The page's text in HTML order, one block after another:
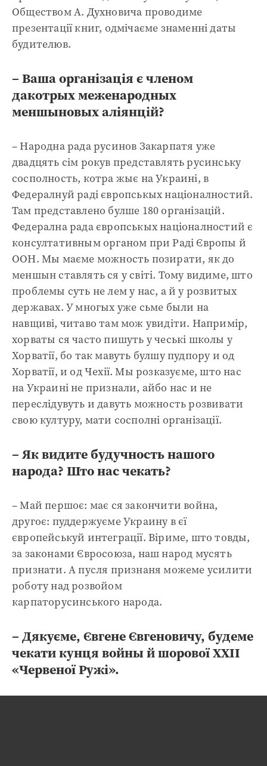
Обществом А. Духновича проводиме
презентації книг, одмічаєме знаменні даты
будителюв.
– Ваша організація є членом
дакотрых меженародных
меншыновых аліянцій?
– Народна рада русинов Закарпатя уже
двадцять сім рокув представлять русинську
сосполность, котра жыє на Украині, в
Федералнуй раді європськых націоналностий.
Там представлено булше 180 організацій.
Федерална рада європськых націоналностий є
консултативным органом при Раді Європы й
ООН. Мы маєме можность позирати, як до
меншын ставлять ся у світі. Тому видиме, што
проблемы суть не лем у нас, а й у розвитых
державах. У многых уже сьме были на
навщиві, читаво там мож увидіти. Напримір,
хорваты ся часто пишуть у чеські школы у
Хорватії, бо так мавуть булшу пудпору и од
Хорватії, и од Чехії. Мы розказуєме, што нас
на Украині не признали, айбо нас и не
переслідувуть и давуть можность розвивати
свою културу, мати сосполні організації.
– Як видите будучность нашого
народа? Што нас чекать?
– Май першоє: має ся закончити война,
другоє: пуддержуєме Украину в єї
європейськуй интеграції. Віриме, што товды,
за законами Євросоюза, наш народ мусять
признати. А пусля признаня можеме усилити
роботу над розвойом
карпаторусинського народа.
– Дякуєме, Євгене Євгеновичу, будеме
чекати кунця войны й шорової ХХІІ
«Червеної Ружі».